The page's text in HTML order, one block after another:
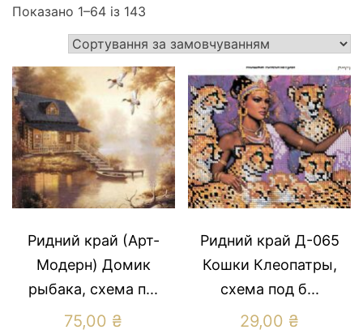
Показано 1–64 із 143
Ридний край (Арт-
Модерн) Домик
рыбака, схема п...
75,00 ₴
Ридний край Д-065
Кошки Клеопатры,
схема под б...
29,00 ₴